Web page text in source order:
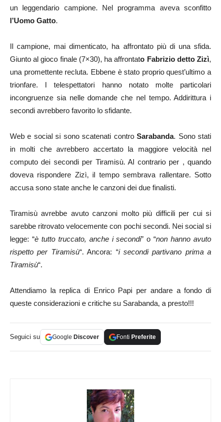
un leggendario campione. Nel programma aveva sconfitto
l’Uomo Gatto.
Il campione, mai dimenticato, ha affrontato più di una sfida.
Giunto al gioco finale (7×30), ha affrontato Fabrizio detto Zizì,
una promettente recluta. Ebbene è stato proprio quest’ultimo a
trionfare. I telespettatori hanno notato molte particolari
incongruenze sia nelle domande che nel tempo. Addirittura i
secondi avrebbero favorito lo sfidante.
Web e social si sono scatenati controSarabanda. Sono stati
in molti che avrebbero accertato la maggiore velocità nel
computo dei secondi per Tiramisù. Al contrario per , quando
doveva rispondere Zizì, il tempo sembrava rallentare. Sotto
accusa sono state anche le canzoni dei due finalisti.
Tiramisù avrebbe avuto canzoni molto più difficili per cui si
sarebbe ritrovato velocemente con pochi secondi. Nei social si
legge: “è tutto truccato, anche i secondi” o “non hanno avuto
rispetto per Tiramisù“. Ancora: “i secondi partivano prima a
Tiramisù“.
Attendiamo la replica di Enrico Papi per andare a fondo di
queste considerazioni e critiche su Sarabanda, a presto!!!
Seguici su Google Discover Fonti Preferite